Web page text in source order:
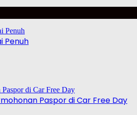
Penuh
Paspor di Car Free Day